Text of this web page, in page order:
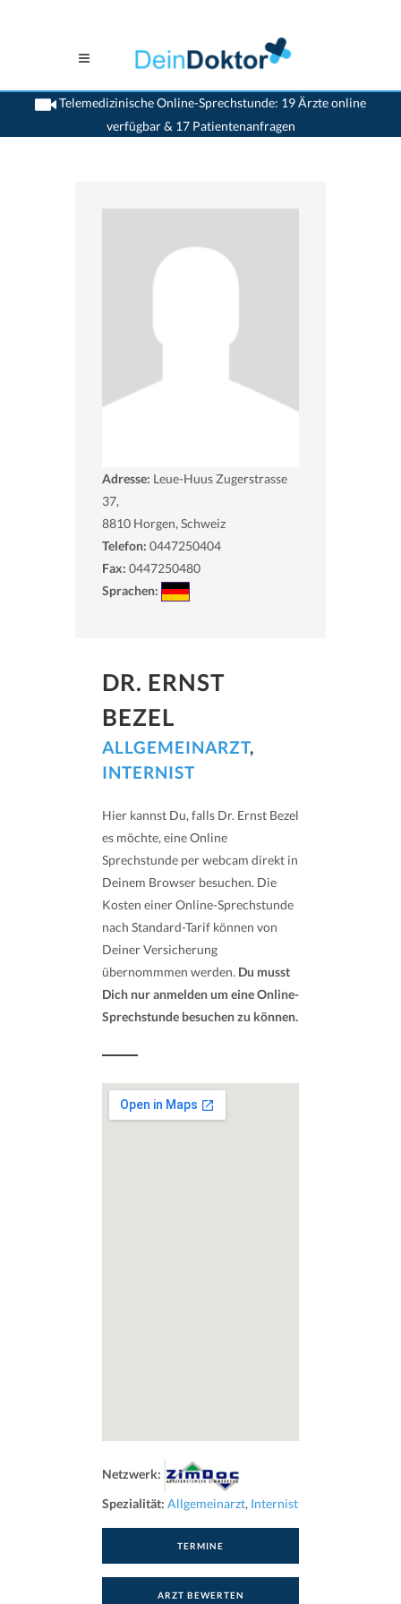
Telemedizinische Online-Sprechstunde: 19 Ärzte online
verfügbar & 17 Patientenanfragen
>Allgemeinaerzte>Horgen>Dr. Ernst Bezel>Sprechstunde mit Dr. Ernst Bezel
Adresse: Leue-Huus Zugerstrasse
37,
8810 Horgen, Schweiz
Telefon: 0447250404
Fax: 0447250480
Sprachen:
DR. ERNST
BEZEL
ALLGEMEINARZT,
INTERNIST
Hier kannst Du, falls Dr. Ernst Bezel
es möchte, eine Online
Sprechstunde per webcam direkt in
Deinem Browser besuchen. Die
Kosten einer Online-Sprechstunde
nach Standard-Tarif können von
Deiner Versicherung
übernommmen werden. Du musst
Dich nur anmelden um eine Online-
Sprechstunde besuchen zu können.
Netzwerk:
Spezialität: Allgemeinarzt, Internist
TERMINE
ARZT BEWERTEN